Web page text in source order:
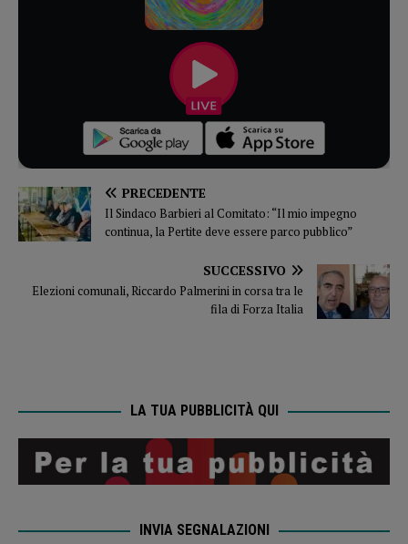
PRECEDENTE
Il Sindaco Barbieri al Comitato: “Il mio impegno
continua, la Pertite deve essere parco pubblico”
SUCCESSIVO
Elezioni comunali, Riccardo Palmerini in corsa tra le
fila di Forza Italia
LA TUA PUBBLICITÀ QUI
INVIA SEGNALAZIONI